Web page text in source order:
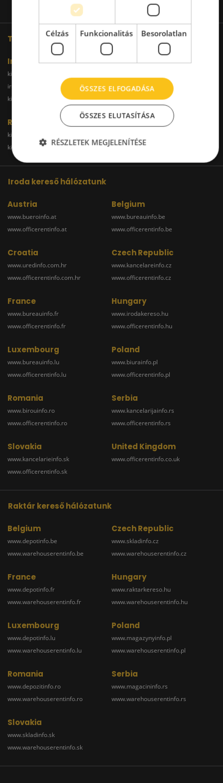
További oldalaink
Iroda
kiadoiroda.info
irodakiadobudapest.hu
kiadoirodabudaors.hu
kiadoirodagyor.hu
Raktár
kiadoraktarbudapest.hu
kiadoraktardebrecen.hu
raktarszekesfehervar.hu
Iroda kereső hálózatunk
Austria
www.bueroinfo.at
www.officerentinfo.at
Belgium
www.bureauinfo.be
www.officerentinfo.be
Croatia
www.uredinfo.com.hr
www.officerentinfo.com.hr
Czech Republic
www.kancelareinfo.cz
www.officerentinfo.cz
France
www.bureauinfo.fr
www.officerentinfo.fr
Hungary
www.irodakereso.hu
www.officerentinfo.hu
Luxembourg
www.bureauinfo.lu
www.officerentinfo.lu
Poland
www.biurainfo.pl
www.officerentinfo.pl
Romania
www.birouinfo.ro
www.officerentinfo.ro
Serbia
www.kancelarijainfo.rs
www.officerentinfo.rs
Slovakia
www.kancelarieinfo.sk
www.officerentinfo.sk
United Kingdom
www.officerentinfo.co.uk
Raktár kereső hálózatunk
Belgium
www.depotinfo.be
www.warehouserentinfo.be
Czech Republic
www.skladinfo.cz
www.warehouserentinfo.cz
France
www.depotinfo.fr
www.warehouserentinfo.fr
Hungary
www.raktarkereso.hu
www.warehouserentinfo.hu
Luxembourg
www.depotinfo.lu
www.warehouserentinfo.lu
Poland
www.magazynyinfo.pl
www.warehouserentinfo.pl
Romania
www.depozitinfo.ro
www.warehouserentinfo.ro
Serbia
www.magacininfo.rs
www.warehouserentinfo.rs
Slovakia
www.skladinfo.sk
www.warehouserentinfo.sk
Célzás Funkcionalitás Besorolatlan
ÖSSZES ELFOGADÁSA
ÖSSZES ELUTASÍTÁSA
RÉSZLETEK MEGJELENÍTÉSE